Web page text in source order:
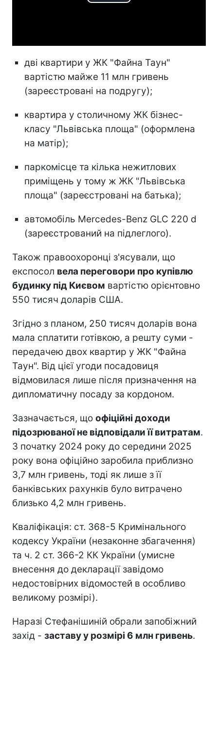
дві квартири у ЖК "Файна Таун"
вартістю майже 11 млн гривень
(зареєстровані на подругу);
квартира у столичному ЖК бізнес-
класу "Львівська площа" (оформлена
на матір);
паркомісце та кілька нежитлових
приміщень у тому ж ЖК "Львівська
площа" (зареєстровані на батька);
автомобіль Mercedes-Benz GLC 220 d
(зареєстрований на підлеглого).
Також правоохоронці з'ясували, що
експосол вела переговори про купівлю
будинку під Києвом вартістю орієнтовно
550 тисяч доларів США.
Згідно з планом, 250 тисяч доларів вона
мала сплатити готівкою, а решту суми -
передачею двох квартир у ЖК "Файна
Таун". Від цієї угоди посадовиця
відмовилася лише після призначення на
дипломатичну посаду за кордоном.
Зазначається, що офіційні доходи
підозрюваної не відповідали її витратам.
З початку 2024 року до середини 2025
року вона офіційно заробила приблизно
3,7 млн гривень, тоді як лише з її
банківських рахунків було витрачено
близько 4,2 млн гривень.
Кваліфікація: ст. 368-5 Кримінального
кодексу України (незаконне збагачення)
та ч. 2 ст. 366-2 КК України (умисне
внесення до декларації завідомо
недостовірних відомостей в особливо
великому розмірі).
Наразі Стефанішиній обрали запобіжний
захід - заставу у розмірі 6 млн гривень.